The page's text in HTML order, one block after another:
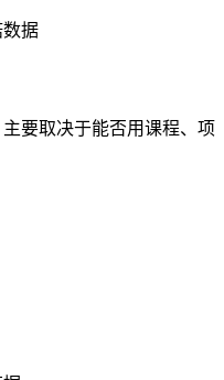
据
要取决于能否用课程、项